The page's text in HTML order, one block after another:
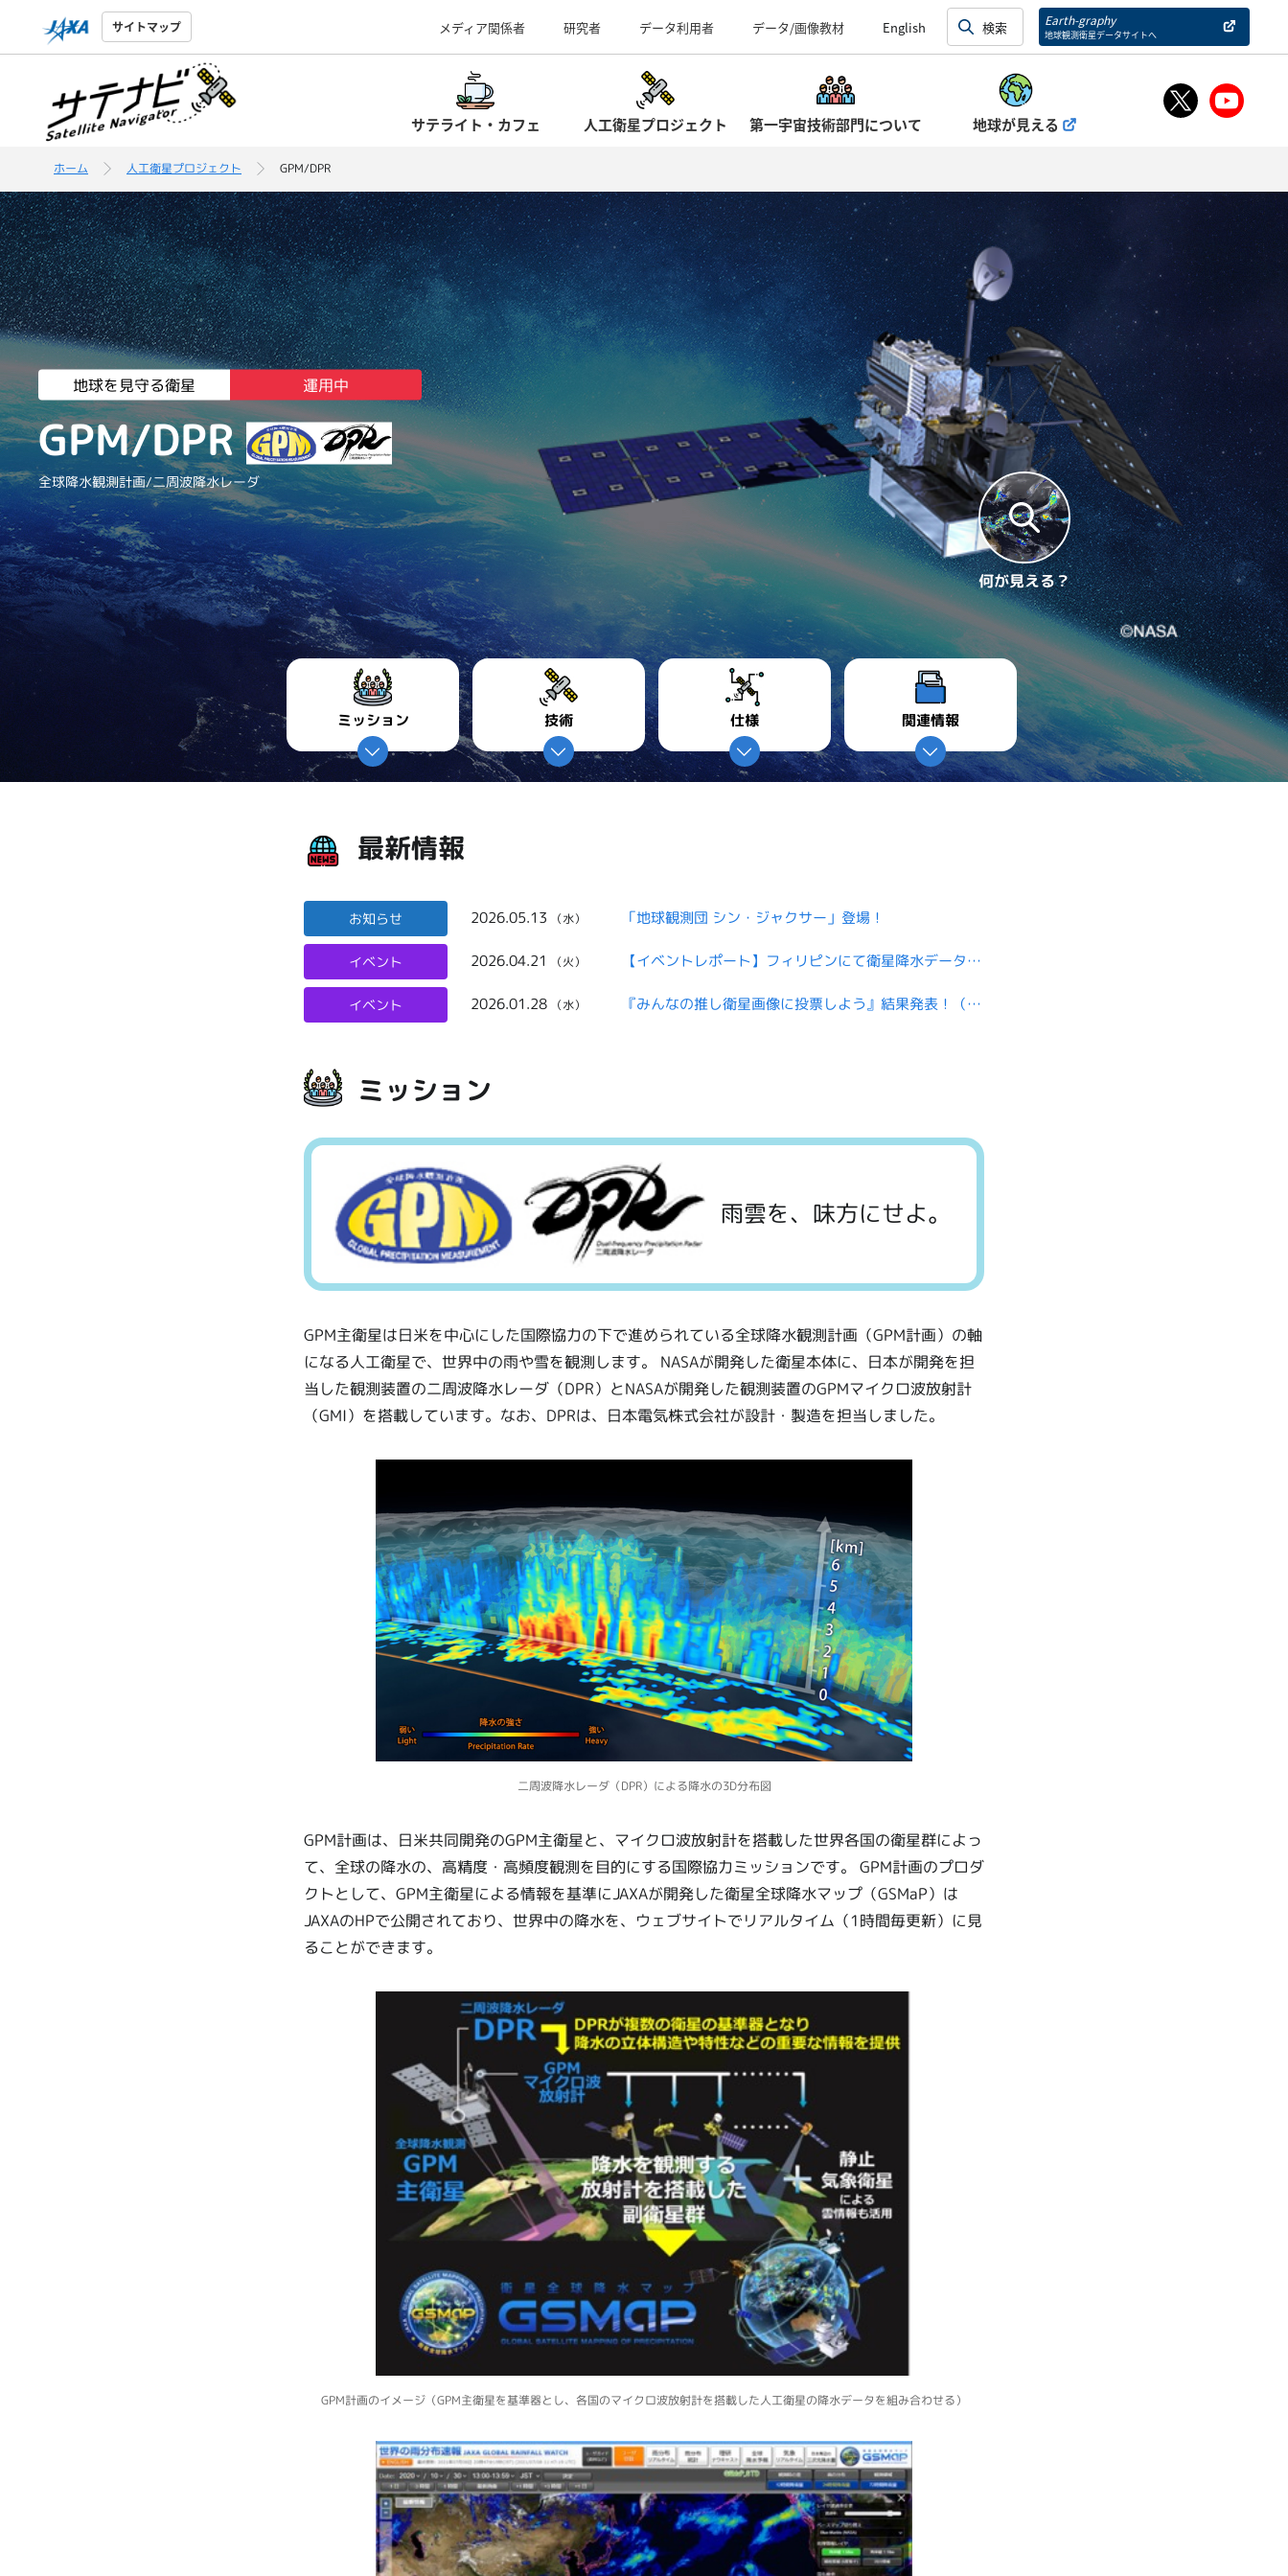
サイトマップ メディア関係者 研究者 データ利用者 データ/画像教材 English Earth-graphy
地球観測衛星データサイトへ
サテライト・カフェ 人工衛星プロジェクト 第一宇宙技術部門について 地球が見える
ホーム 人工衛星プロジェクト GPM/DPR
何が見える？
地球を見守る衛星 運用中
GPM/DPR
全球降水観測計画/二周波降水レーダ
ミッション 技術 仕様 関連情報
最新情報
お知らせ 2026.05.13 （水） 「地球観測団 シン・ジャクサー」登場！
イベント 2026.04.21 （火） 【イベントレポート】フィリピンにて衛星降水データ利用ワークショップ「GPM/PMM Asia-Oceania Workshop 2026」を開催しました！
イベント 2026.01.28 （水） 『みんなの推し衛星画像に投票しよう』結果発表！（後編）
ミッション
雨雲を、味方にせよ。
GPM主衛星は日米を中心にした国際協力の下で進められている全球降水観測計画（GPM計画）の軸
になる人工衛星で、世界中の雨や雪を観測します。 NASAが開発した衛星本体に、日本が開発を担
当した観測装置の二周波降水レーダ（DPR）とNASAが開発した観測装置のGPMマイクロ波放射計
（GMI）を搭載しています。なお、DPRは、日本電気株式会社が設計・製造を担当しました。
二周波降水レーダ（DPR）による降水の3D分布図
GPM計画は、日米共同開発のGPM主衛星と、マイクロ波放射計を搭載した世界各国の衛星群によっ
て、全球の降水の、高精度・高頻度観測を目的にする国際協力ミッションです。 GPM計画のプロダ
クトとして、GPM主衛星による情報を基準にJAXAが開発した衛星全球降水マップ（GSMaP）は
JAXAのHPで公開されており、世界中の降水を、ウェブサイトでリアルタイム（1時間毎更新）に見
ることができます。
GPM計画のイメージ（GPM主衛星を基準器とし、各国のマイクロ波放射計を搭載した人工衛星の降水データを組み合わせる）